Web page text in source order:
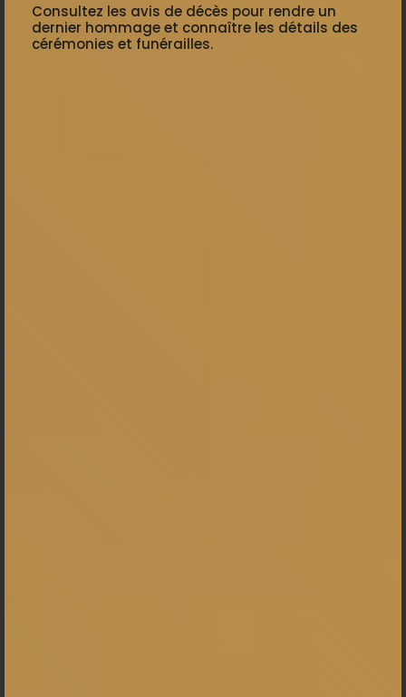
Consultez les avis de décès pour rendre un
dernier hommage et connaître les détails des
cérémonies et funérailles.